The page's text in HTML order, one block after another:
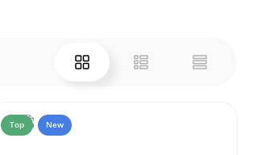
Top New